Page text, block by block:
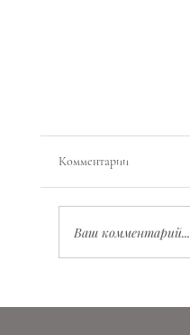
Комментарии
Ваш комментарий...